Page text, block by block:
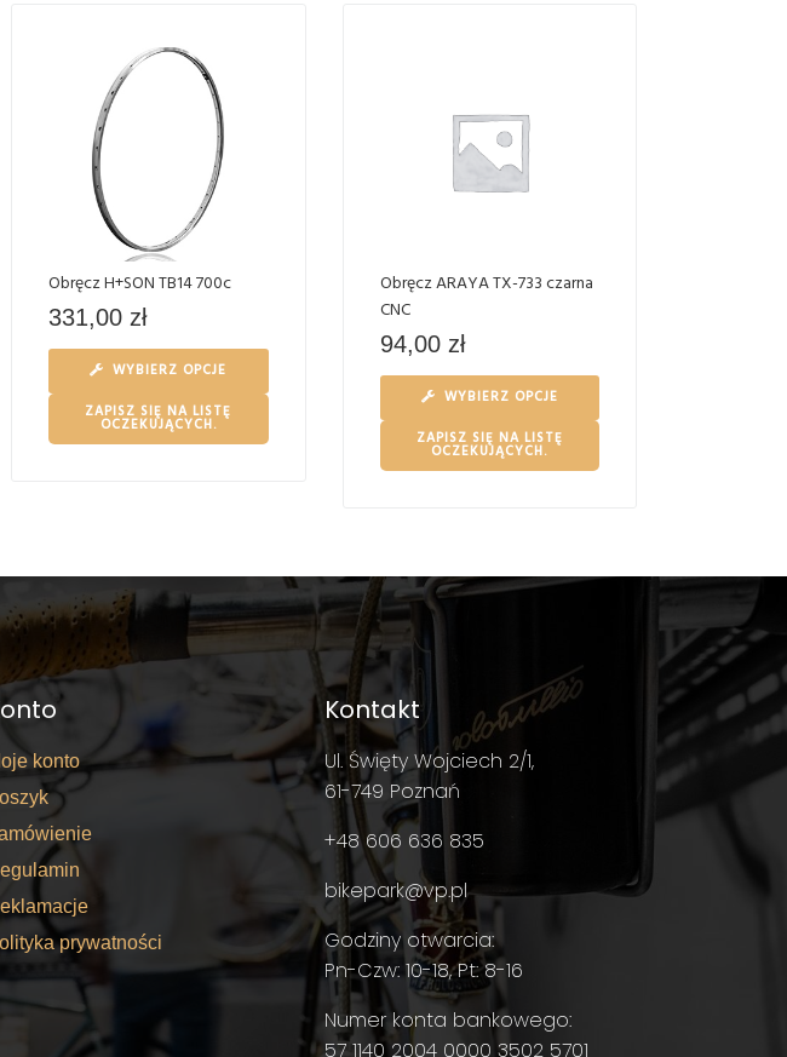
Obręcz H+SON TB14 700c
331,00 zł
WYBIERZ OPCJE
ZAPISZ SIĘ NA LISTĘ
OCZEKUJĄCYCH.
Obręcz ARAYA TX-733 czarna
CNC
94,00 zł
WYBIERZ OPCJE
ZAPISZ SIĘ NA LISTĘ
OCZEKUJĄCYCH.
konto
prywatności
Kontakt
Ul. Święty Wojciech 2/1,
61-749 Poznań
+48 606 636 835
bikepark@vp.pl
Godziny otwarcia:
Pn-Czw: 10-18, Pt: 8-16
Numer konta bankowego:
57 1140 2004 0000 3502 5701